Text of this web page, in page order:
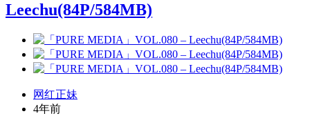
Leechu(84P/584MB)
网红正妹
4年前